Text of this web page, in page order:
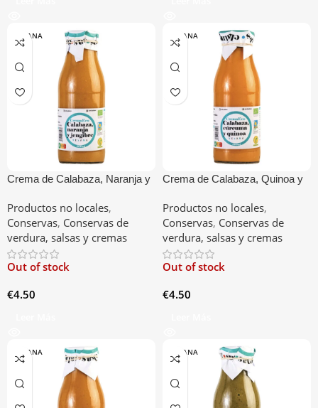
VESANA
Crema de Calabaza, Naranja y
Productos no locales,
Conservas, Conservas de
verdura, salsas y cremas
Out of stock
€4.50
VESANA
Crema de Calabaza, Quinoa y
Productos no locales,
Conservas, Conservas de
verdura, salsas y cremas
Out of stock
€4.50
VESANA VESANA